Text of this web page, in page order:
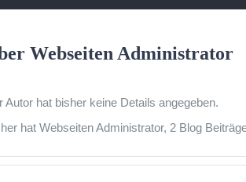
Webseiten Administrator
Autor hat bisher keine Details angegeben.
hat Webseiten Administrator, 2 Blog